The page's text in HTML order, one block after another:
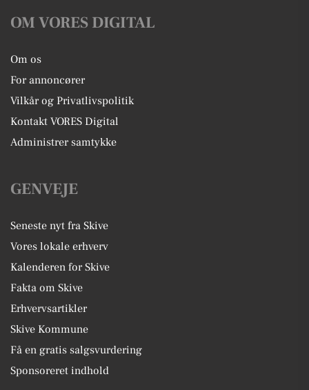
OM VORES DIGITAL
Om os
For annoncører
Vilkår og Privatlivspolitik
Kontakt VORES Digital
Administrer samtykke
GENVEJE
Seneste nyt fra Skive
Vores lokale erhverv
Kalenderen for Skive
Fakta om Skive
Erhvervsartikler
Skive Kommune
Få en gratis salgsvurdering
Sponsoreret indhold